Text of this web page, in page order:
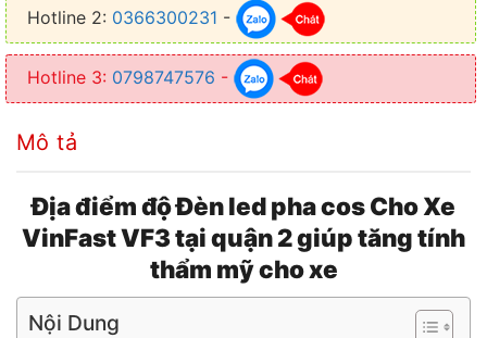
Hotline 2: 0366300231 -
Hotline 3: 0798747576 -
Mô tả
Địa điểm độ Đèn led pha cos Cho Xe
VinFast VF3 tại quận 2 giúp tăng tính
thẩm mỹ cho xe
Nội Dung